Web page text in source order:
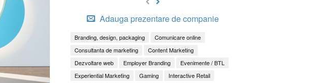
Adauga prezentare de companie
Branding, design, packaging
Comunicare online
Consultanta de marketing
Content Marketing
Dezvoltare web
Employer Branding
Evenimente / BTL
Experiential Marketing
Gaming
Interactive Retail